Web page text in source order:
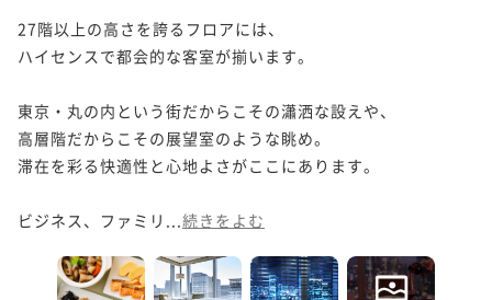
27階以上の高さを誇るフロアには、
ハイセンスで都会的な客室が揃います。
東京・丸の内という街だからこその瀟洒な設えや、
高層階だからこその展望室のような眺め。
滞在を彩る快適性と心地よさがここにあります。
ビジネス、ファミリ... 続きをよむ